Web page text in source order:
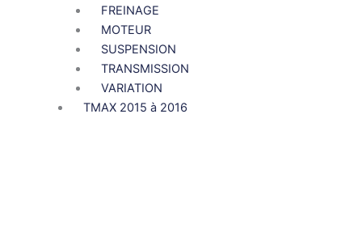
FREINAGE
MOTEUR
SUSPENSION
TRANSMISSION
VARIATION
TMAX 2015 à 2016